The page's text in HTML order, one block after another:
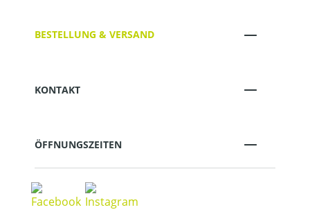
BESTELLUNG & VERSAND
KONTAKT
ÖFFNUNGSZEITEN